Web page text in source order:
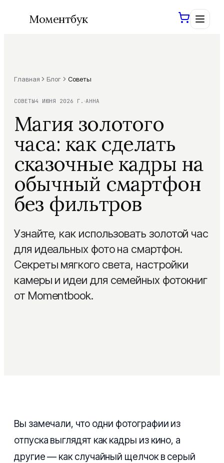
Моментбук
Сохраним ваши проекты
Создать книгу
Фотокниги
Все фотокниги
Свадебная
Детская
Семейная
Из путешествий
Шаблоны
AI-инструменты
Сертификаты
Блог
Помощь
Главная Блог Советы
СОВЕТЫ4 ИЮНЯ 2026 Г. АННА
Магия золотого
часа: как сделать
сказочные кадры на
обычный смартфон
без фильтров
Узнайте, как использовать золотой час
для идеальных фото на смартфон.
Секреты мягкого света, настройки
камеры и идеи для семейных фотокниг
от Momentbook.
Вы замечали, что одни фотографии из
отпуска выглядят как кадры из кино, а
другие — как случайный щелчок в серый